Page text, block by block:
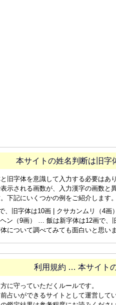
本サイトの姓名判断は旧字
旧字体を意識して入力する必要は
示される画数が、入力漢字の画数
下記にいくつかの例をご紹介します。
、旧字体は10画 | クサカンムリ（4
ン（9画） … 飯は新字体は12画で、
について調べてみても面白いと思い
利用規約 … 本サイト
に守っていただくルールです。
占いができるサイトとして運営し